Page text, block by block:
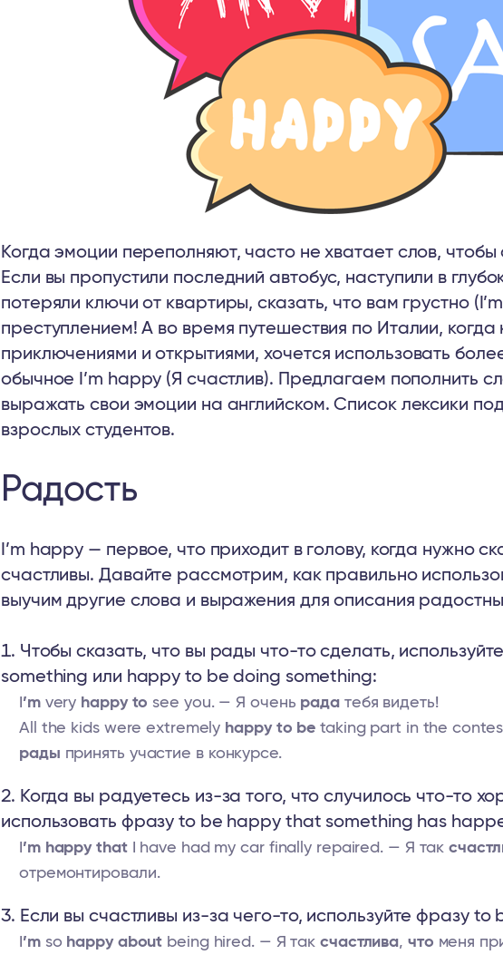
Когда эмоции переполняют, часто не хватает слов, чтобы
Если вы пропустили последний автобус, наступили в
потеряли ключи от квартиры, сказать, что вам грустно
преступлением! А во время путешествия по Италии,
приключениями и открытиями, хочется использовать
обычное I’m happy (Я счастлив). Предлагаем пополнить
выражать свои эмоции на английском. Список лексики
взрослых студентов.
Радость
I’m happy — первое, что приходит в голову, когда нужно
счастливы. Давайте рассмотрим, как правильно
выучим другие слова и выражения для описания
Чтобы сказать, что вы рады что-то сделать,
something или happy to be doing something:
’mvery happy to see you. — Я очень радатебя видеть!
All the kids were extremely happy to be taking part in the
рады принять участие в конкурсе.
Когда вы радуетесь из-за того, что случилось что-то
использовать фразу to be happy that something has
’m happy thatI have had my car finally repaired. — Я так
отремонтировали.
Если вы счастливы из-за чего-то, используйте фразу
’mso happy about being hired. — Я таксчастлива, что меня